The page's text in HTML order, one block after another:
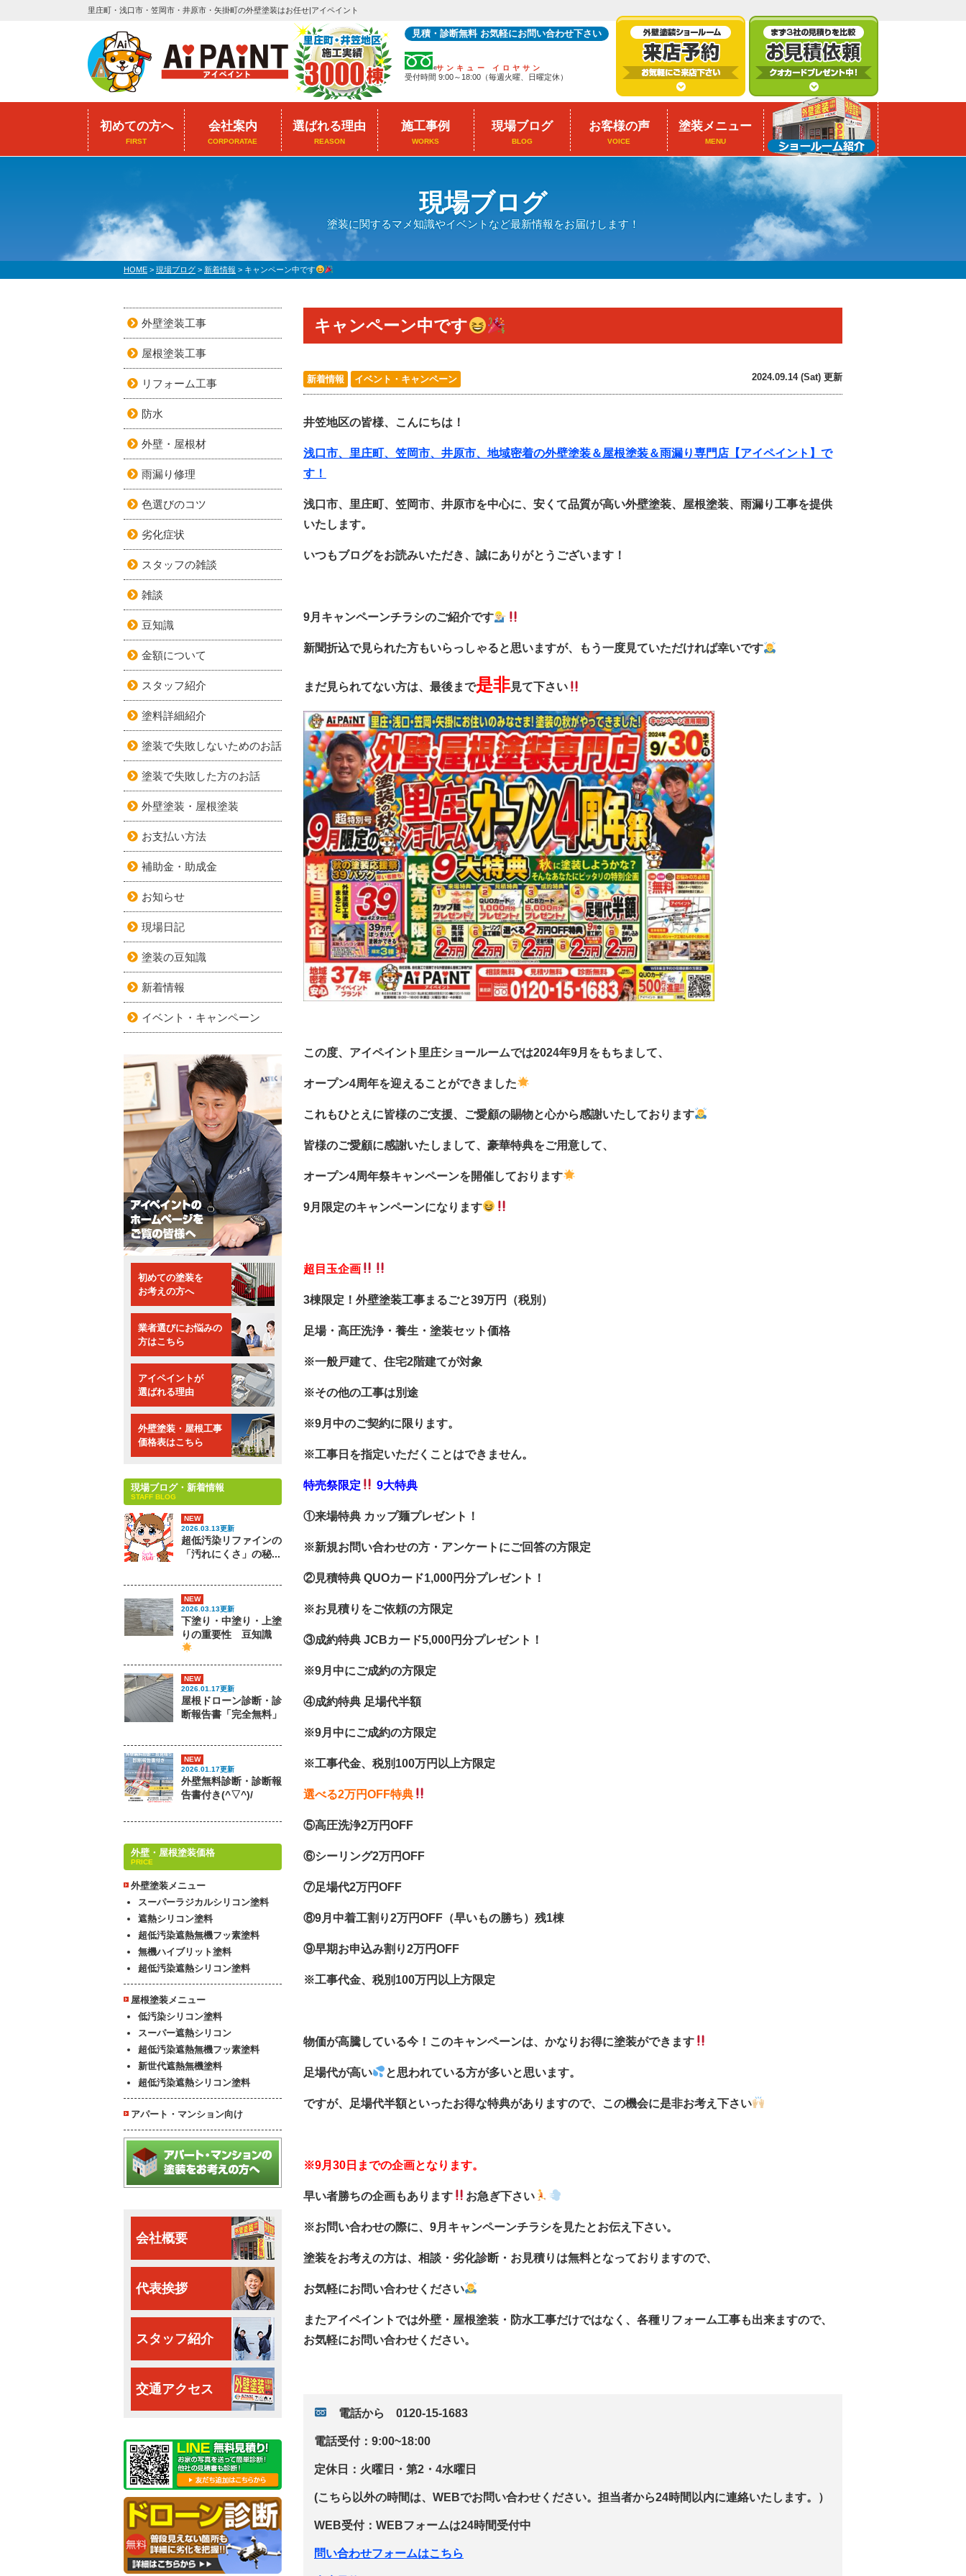
里庄町・浅口市・笠岡市・井原市・矢掛町の外壁塗装はお任せ|アイペイント
見積・診断無料 お気軽にお問い合わせ下さい
サンキュー イロヤサン
受付時間 9:00～18:00（毎週火曜、日曜定休）
初めての方へ
FIRST
会社案内
CORPORATAE
選ばれる理由
REASON
施工事例
WORKS
現場ブログ
BLOG
お客様の声
VOICE
塗装メニュー
MENU
現場ブログ
塗装に関するマメ知識やイベントなど最新情報をお届けします！
HOME > 現場ブログ > 新着情報 > キャンペーン中です
キャンペーン中です
新着情報 イベント・キャンペーン 2024.09.14 (Sat) 更新
井笠地区の皆様、 こんにちは！
浅口市、里庄町、笠岡市、井原市、地域密着の外壁塗装＆屋根塗装＆雨漏り専門店【アイペイント】で
す！
浅口市、里庄町、笠岡市、井原市を中心に、安くて品質が高い外壁塗装、屋根塗装、雨漏り工事を提供
いたします。
いつもブログをお読みいただき、誠にありがとうございます！
9月キャンペーンチラシのご紹介です
新聞折込で見られた方もいらっしゃると思いますが、もう一度見ていただければ幸いです
まだ見られてない方は、最後まで是非見て下さい
この度、アイペイント里庄ショールームでは2024年9月をもちまして、
オープン4周年を迎えることができました
これもひとえに皆様のご支援、ご愛顧の賜物と心から感謝いたしております
皆様のご愛顧に感謝いたしまして、豪華特典をご用意して、
オープン4周年祭キャンペーンを開催しております
9月限定のキャンペーンになります
超目玉企画
3棟限定！外壁塗装工事まるごと39万円（税別）
足場・高圧洗浄・養生・塗装セット価格
※一般戸建て、住宅2階建てが対象
※その他の工事は別途
※9月中のご契約に限ります。
※工事日を指定いただくことはできません。
特売祭限定 9大特典
①来場特典 カップ麺プレゼント！
※新規お問い合わせの方・アンケートにご回答の方限定
②見積特典 QUOカード1,000円分プレゼント！
※お見積りをご依頼の方限定
③成約特典 JCBカード5,000円分プレゼント！
※9月中にご成約の方限定
④成約特典 足場代半額
※9月中にご成約の方限定
※工事代金、税別100万円以上方限定
選べる2万円OFF特典
⑤高圧洗浄2万円OFF
⑥シーリング2万円OFF
⑦足場代2万円OFF
⑧9月中着工割り2万円OFF（早いもの勝ち）残1棟
⑨早期お申込み割り2万円OFF
※工事代金、税別100万円以上方限定
物価が高騰している今！このキャンペーンは、かなりお得に塗装ができます
足場代が高い と思われている方が多いと思います。
ですが、足場代半額といったお得な特典がありますので、この機会に是非お考え下さい
※9月30日までの企画となります。
早い者勝ちの企画もあります お急ぎ下さい
※お問い合わせの際に、9月キャンペーンチラシを見たとお伝え下さい。
塗装をお考えの方は、相談・劣化診断・お見積りは無料となっておりますので、
お気軽にお問い合わせください
またアイペイントでは外壁・屋根塗装・防水工事だけではなく、各種リフォーム工事も出来ますので、
お気軽にお問い合わせください。
電話から 0120-15-1683
電話受付：9:00~18:00
定休日：火曜日・第2・4水曜日
(こちら以外の時間は、WEBでお問い合わせください。担当者から24時間以内に連絡いたします。）
WEB受付：WEBフォームは24時間受付中
問い合わせフォームはこちら
外壁塗装工事
屋根塗装工事
リフォーム工事
防水
外壁・屋根材
雨漏り修理
色選びのコツ
劣化症状
スタッフの雑談
雑談
豆知識
金額について
スタッフ紹介
塗料詳細紹介
塗装で失敗しないためのお話
塗装で失敗した方のお話
外壁塗装・屋根塗装
お支払い方法
補助金・助成金
お知らせ
現場日記
塗装の豆知識
新着情報
イベント・キャンペーン
初めての塗装を
お考えの方へ
業者選びにお悩みの
方はこちら
アイペイントが
選ばれる理由
外壁塗装・屋根工事
価格表はこちら
現場ブログ・新着情報
STAFF BLOG
NEW
2026.03.13更新
超低汚染リファインの
「汚れにくさ」の秘...
NEW
2026.03.13更新
下塗り・中塗り・上塗
りの重要性 豆知識
NEW
2026.01.17更新
屋根ドローン診断・診
断報告書「完全無料」
NEW
2026.01.17更新
外壁無料診断・診断報
告書付き(^▽^)/
外壁・屋根塗装価格
PRICE
外壁塗装メニュー
スーパーラジカルシリコン塗料
遮熱シリコン塗料
超低汚染遮熱無機フッ素塗料
無機ハイブリット塗料
超低汚染遮熱シリコン塗料
屋根塗装メニュー
低汚染シリコン塗料
スーパー遮熱シリコン
超低汚染遮熱無機フッ素塗料
新世代遮熱無機塗料
超低汚染遮熱シリコン塗料
アパート・マンション向け
会社概要
代表挨拶
スタッフ紹介
交通アクセス